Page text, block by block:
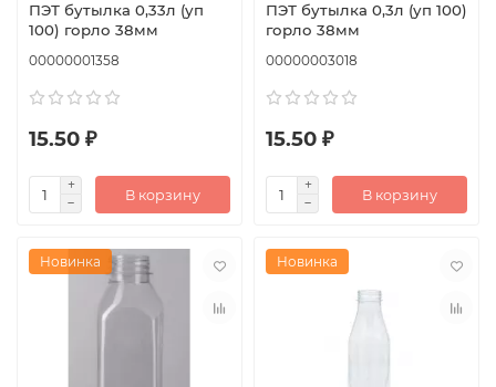
ПЭТ бутылка 0,33л (уп
100) горло 38мм
00000001358
15.50 ₽
В корзину
ПЭТ бутылка 0,3л (уп 100)
горло 38мм
00000003018
15.50 ₽
В корзину
Новинка Новинка